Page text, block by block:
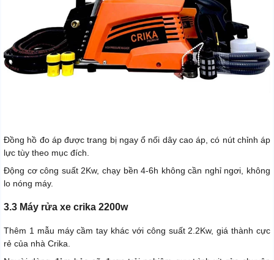
Đồng hồ đo áp được trang bị ngay ổ nối dây cao áp, có nút chỉnh áp
lực tùy theo mục đích.
Động cơ công suất 2Kw, chạy bền 4-6h không cần nghỉ ngơi, không
lo nóng máy.
3.3 Máy rửa xe crika 2200w
Thêm 1 mẫu máy cầm tay khác với công suất 2.2Kw, giá thành cực
rẻ của nhà Crika.